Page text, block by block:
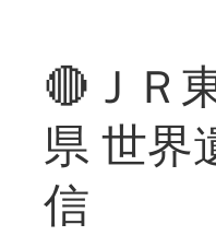
🔴ＪＲ
県 世界
信